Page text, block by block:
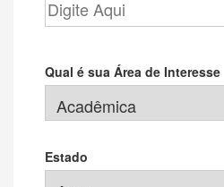
Qual é sua Área de Interesse
Estado